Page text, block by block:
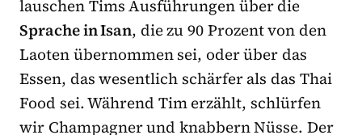
lauschen Tims Ausführungen über die
Sprache in Isan, die zu 90 Prozent von den
Laoten übernommen sei, oder über das
Essen, das wesentlich schärfer als das Thai
Food sei. Während Tim erzählt, schlürfen
wir Champagner und knabbern Nüsse. Der